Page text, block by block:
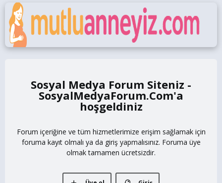
Sosyal Medya Forum Siteniz -
SosyalMedyaForum.Com
Forum içeriğine ve tüm hizmetlerimize erişim sağlamak için
foruma kayıt olmalı ya da giriş yapmalısınız. Foruma üye
olmak tamamen ücretsizdir.